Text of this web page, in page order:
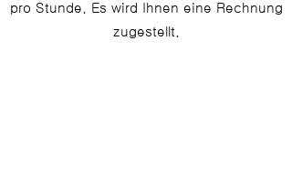
pro Stunde. Es wird Ihnen eine Rechnung
zugestellt.